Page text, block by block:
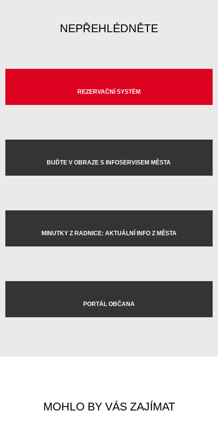
NEPŘEHLÉDNĚTE
REZERVAČNÍ SYSTÉM
BUĎTE V OBRAZE S INFOSERVISEM MĚSTA
MINUTKY Z RADNICE: AKTUÁLNÍ INFO Z MĚSTA
PORTÁL OBČANA
MOHLO BY VÁS ZAJÍMAT